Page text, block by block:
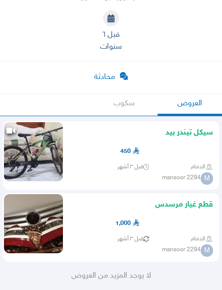
قبل ٦
سنوات
محادثة
العروض سكوب
سيكل تيندر بيد
450
الدمام قبل ٣ أشهر
M
mansoor 2294
قطع غيار مرسدس
1,000
الدمام قبل ٣ أشهر
M
mansoor 2294
لا يوجد المزيد من العروض